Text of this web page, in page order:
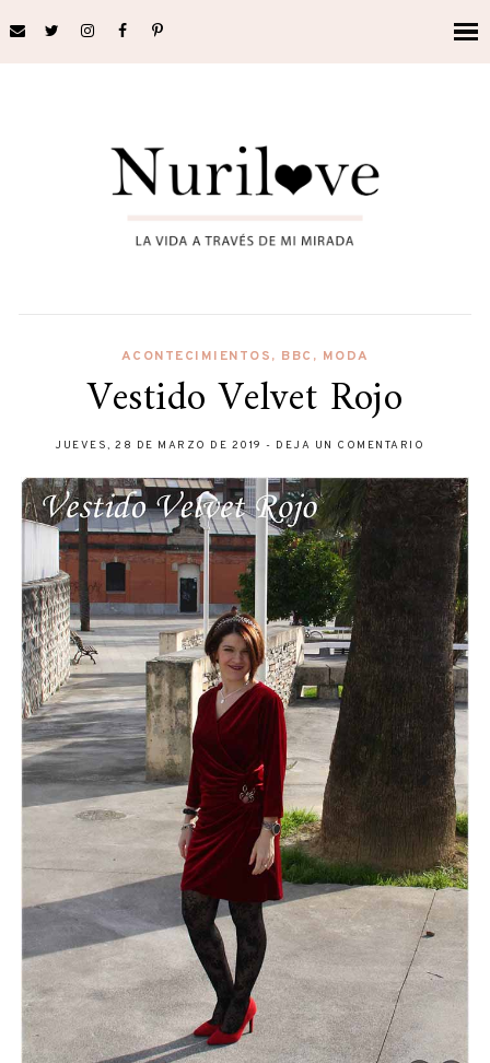
ACONTECIMIENTOS, BBC , MODA
Vestido Velvet Rojo
JUEVES, 28 DE MARZO DE 2019 - DEJA UN COMENTARIO